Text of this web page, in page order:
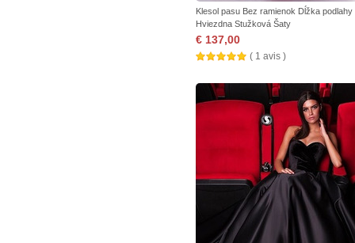
Klesol pasu Bez ramienok Dĺžka podlahy
Hviezdna Stužková Šaty
€ 137,00
( 1 avis )